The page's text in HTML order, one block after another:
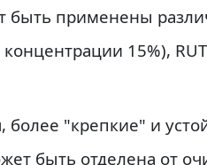
быть применены
15%),
"крепкие" и
быть отделена от